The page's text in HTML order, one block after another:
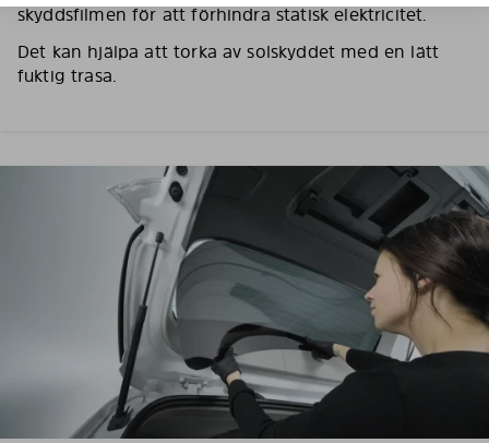
skyddsfilmen för att förhindra statisk elektricitet.
Det kan hjälpa att torka av solskyddet med en lätt
fuktig trasa.